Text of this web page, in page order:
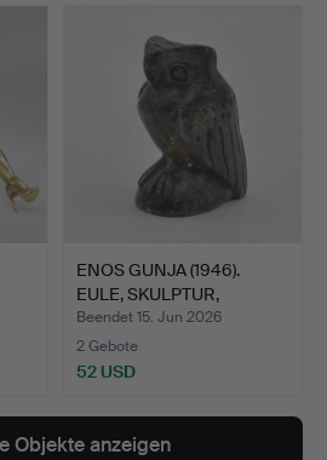
ENOS GUNJA (1946).
EULE, SKULPTUR,
SPEKTST…
Beendet 15. Jun 2026
2 Gebote
52 USD
Objekte anzeigen